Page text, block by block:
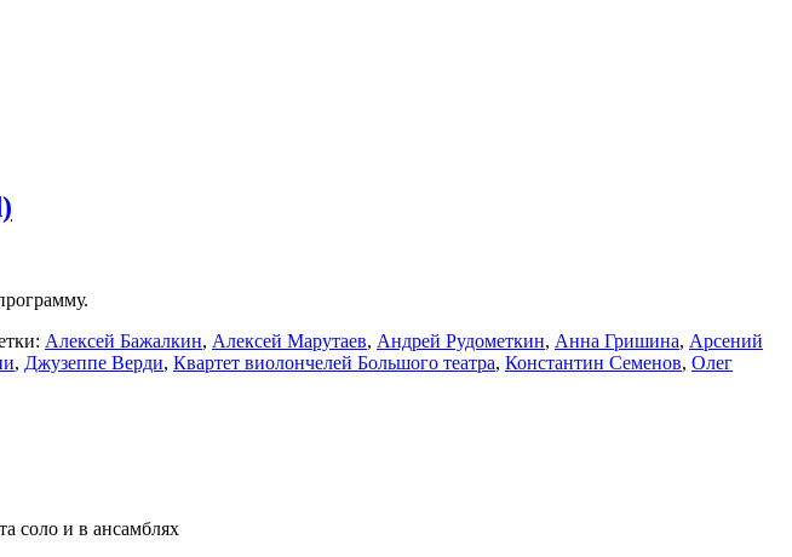
Алексей Бажалкин, Алексей Марутаев, Андрей Рудометкин, Анна Гришина, Арсений
, Джузеппе Верди, Квартет виолончелей Большого театра, Константин Семенов, Олег
соло и в ансамблях